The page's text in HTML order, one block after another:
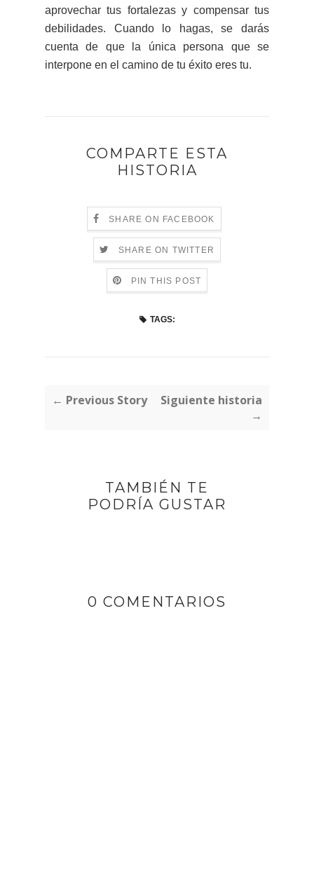
aprovechar tus fortalezas y compensar tus
debilidades. Cuando lo hagas, se darás
cuenta de que la única persona que se
interpone en el camino de tu éxito eres tu.
COMPARTE ESTA
HISTORIA
SHARE ON FACEBOOK
SHARE ON TWITTER
PIN THIS POST
TAGS:
← Previous Story
Siguiente historia
→
TAMBIÉN TE
PODRÍA GUSTAR
0 COMENTARIOS